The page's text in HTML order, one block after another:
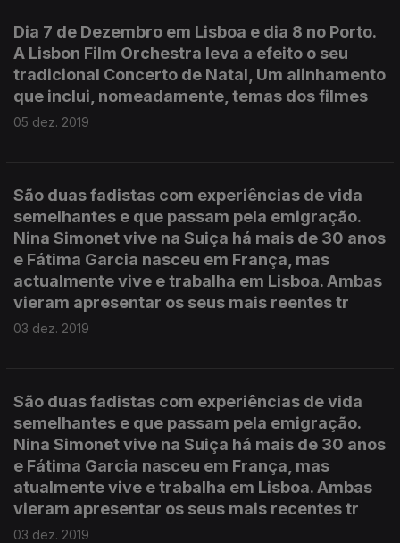
Dia 7 de Dezembro em Lisboa e dia 8 no Porto.
A Lisbon Film Orchestra leva a efeito o seu
tradicional Concerto de Natal, Um alinhamento
que inclui, nomeadamente, temas dos filmes
05 dez. 2019
São duas fadistas com experiências de vida
semelhantes e que passam pela emigração.
Nina Simonet vive na Suiça há mais de 30 anos
e Fátima Garcia nasceu em França, mas
actualmente vive e trabalha em Lisboa. Ambas
vieram apresentar os seus mais reentes tr
03 dez. 2019
São duas fadistas com experiências de vida
semelhantes e que passam pela emigração.
Nina Simonet vive na Suiça há mais de 30 anos
e Fátima Garcia nasceu em França, mas
atualmente vive e trabalha em Lisboa. Ambas
vieram apresentar os seus mais recentes tr
03 dez. 2019